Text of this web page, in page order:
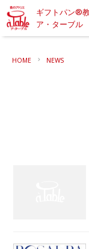
ギフトパン®
ア・ターブル
HOME NEWS